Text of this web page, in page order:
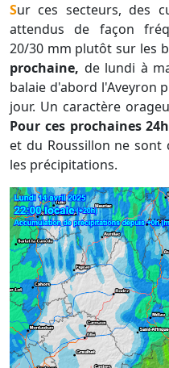
Sur ces secteurs, des cumuls de 10 à 15 mm sont
attendus de façon
20/30 mm plutôt sur les
prochaine, de lundi à
balaie d'abord l'Aveyron
jour. Un caractère
Pour ces prochaines
et du Roussillon ne sont
les précipitations.